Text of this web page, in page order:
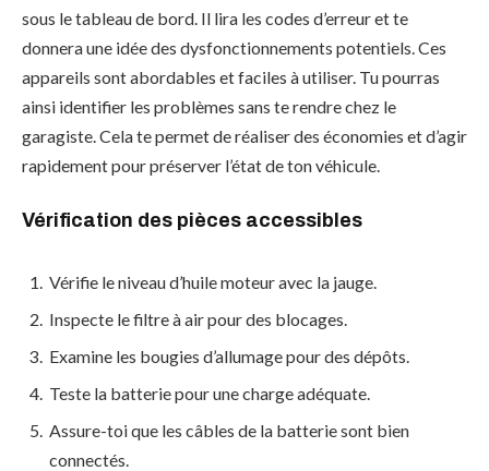
sous le tableau de bord. Il lira les codes d’erreur et te
donnera une idée des dysfonctionnements potentiels. Ces
appareils sont abordables et faciles à utiliser. Tu pourras
ainsi identifier les problèmes sans te rendre chez le
garagiste. Cela te permet de réaliser des économies et d’agir
rapidement pour préserver l’état de ton véhicule.
Vérification des pièces accessibles
Vérifie le niveau d’huile moteur avec la jauge.
Inspecte le filtre à air pour des blocages.
Examine les bougies d’allumage pour des dépôts.
Teste la batterie pour une charge adéquate.
Assure-toi que les câbles de la batterie sont bien
connectés.